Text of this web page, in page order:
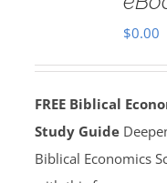
$0.00
FREE Biblical
Study Guide
Biblical Economics